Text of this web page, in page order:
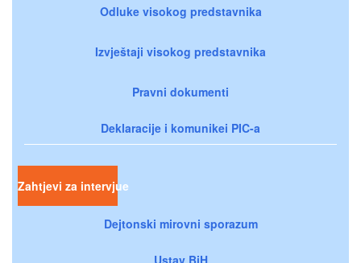
Odluke visokog predstavnika
Izvještaji visokog predstavnika
Pravni dokumenti
Deklaracije i komunikei PIC-a
Zahtjevi za intervjue
Dejtonski mirovni sporazum
Ustav BiH